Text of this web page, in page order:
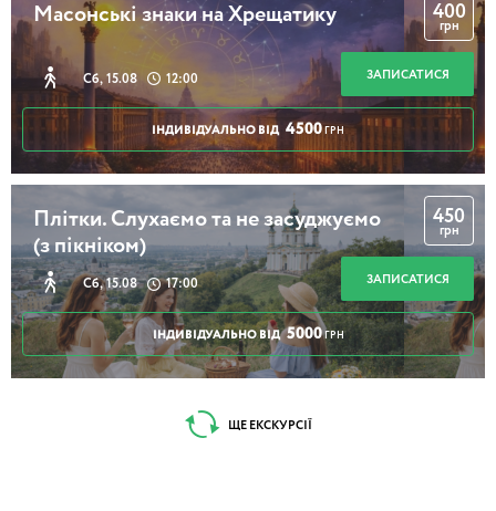
Масонські знаки на Хрещатику
Сб, 15.08 12:00
400
грн
ЗАПИСАТИСЯ
ІНДИВІДУАЛЬНО ВІД 4500 ГРН
Плітки. Слухаємо та не засуджуємо
(з пікніком)
Сб, 15.08 17:00
450
грн
ЗАПИСАТИСЯ
ІНДИВІДУАЛЬНО ВІД 5000 ГРН
ЩЕ ЕКСКУРСІЇ